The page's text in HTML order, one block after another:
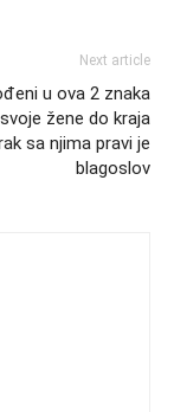
Next article
u ova 2 znaka
žene do kraja
sa njima pravi je
blagoslov